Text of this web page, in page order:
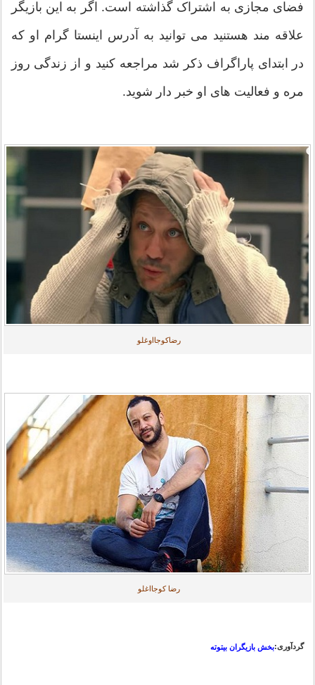
فضای مجازی به اشتراک گذاشته است. اگر به این بازیگر
علاقه مند هستنید می توانید به آدرس اینستا گرام او که
در ابتدای پاراگراف ذکر شد مراجعه کنید و از زندگی روز
مره و فعالیت های او خبر دار شوید.
رضاکوجااوغلو
رضا کوجااغلو
گردآوری:بخش بازیگران بیتوته